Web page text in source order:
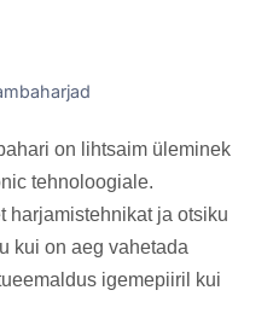
on lihtsaim üleminek
tehnoloogiale.
harjamistehnikat ja otsiku
kui on aeg vahetada
igemepiiril kui